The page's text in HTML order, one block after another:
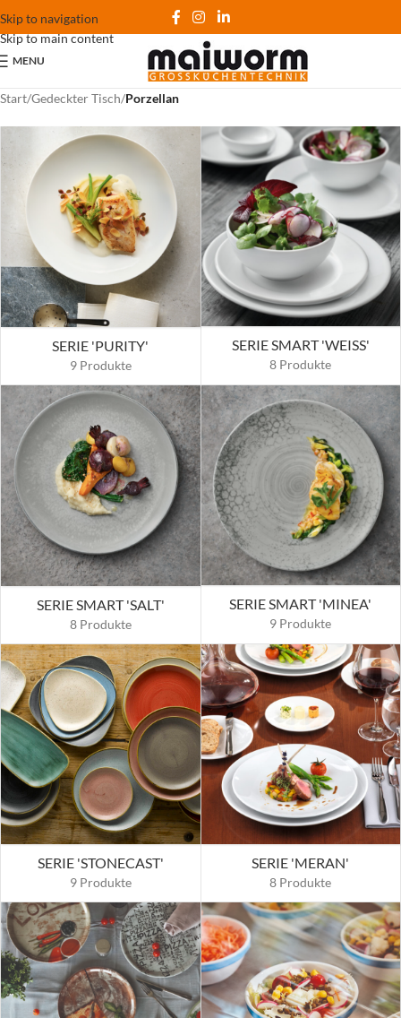
Skip to navigation
Skip to main content
MENU
Start/Gedeckter Tisch/Porzellan
SERIE 'PURITY'
9 Produkte
SERIE SMART 'WEISS'
8 Produkte
SERIE SMART 'SALT'
8 Produkte
SERIE SMART 'MINEA'
9 Produkte
SERIE 'STONECAST'
9 Produkte
SERIE 'MERAN'
8 Produkte